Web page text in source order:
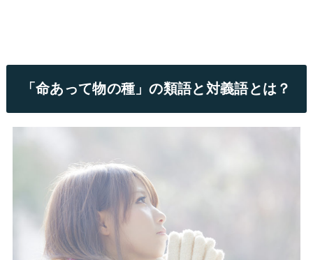
「命あって物の種」の類語と対義語とは？